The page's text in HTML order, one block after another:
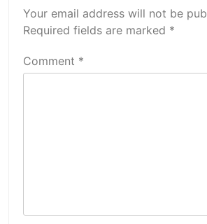
Your email address will not be
Required fields are marked *
Comment *